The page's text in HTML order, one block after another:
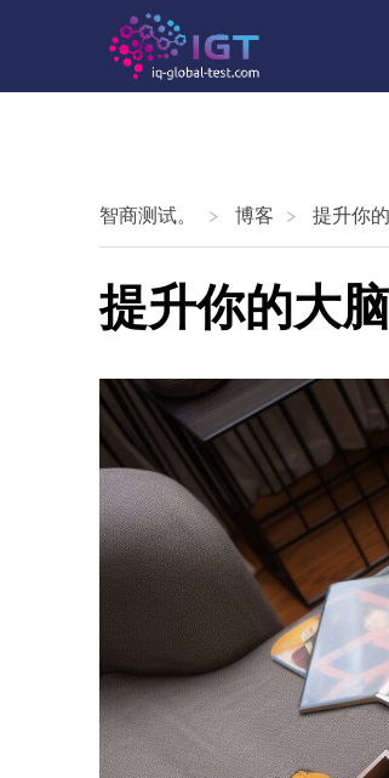
智商测试。 博客 提升你
提升你的大